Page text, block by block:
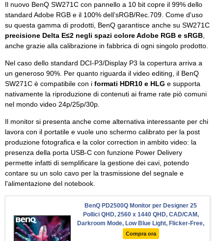
Il nuovo BenQ SW271C con pannello a 10 bit copre il 99% dello
standard Adobe RGB e il 100% dell’sRGB/Rec.709. Come d'uso
su questa gamma di prodotti, BenQ garantisce anche su SW271C
precisione Delta E≤2 negli spazi colore Adobe RGB e sRGB
anche grazie alla calibrazione in fabbrica di ogni singolo prodotto.
Nel caso dello standard DCI-P3/Display P3 la copertura arriva a
un generoso 90%. Per quanto riguarda il video editing, il BenQ
SW271C è compatibile con i formati HDR10 e HLG e supporta
nativamente la riproduzione di contenuti ai frame rate piò comuni
nel mondo video 24p/25p/30p.
Il monitor si presenta anche come alternativa interessante per chi
lavora con il portatile e vuole uno schermo calibrato per la post
produzione fotografica e la color correction in ambito video: la
presenza della porta USB-C con funzione Power Delivery
permette infatti di semplificare la gestione dei cavi, potendo
contare su un solo cavo per la trasmissione del segnale e
l'alimentazione del notebook.
BenQ PD2500Q Monitor per Designer 25
Pollici QHD, 2560 x 1440 QHD, CAD/CAM,
Darkroom Mode, Low Blue Light, Flicker-Free,
Grigio
Compra ora